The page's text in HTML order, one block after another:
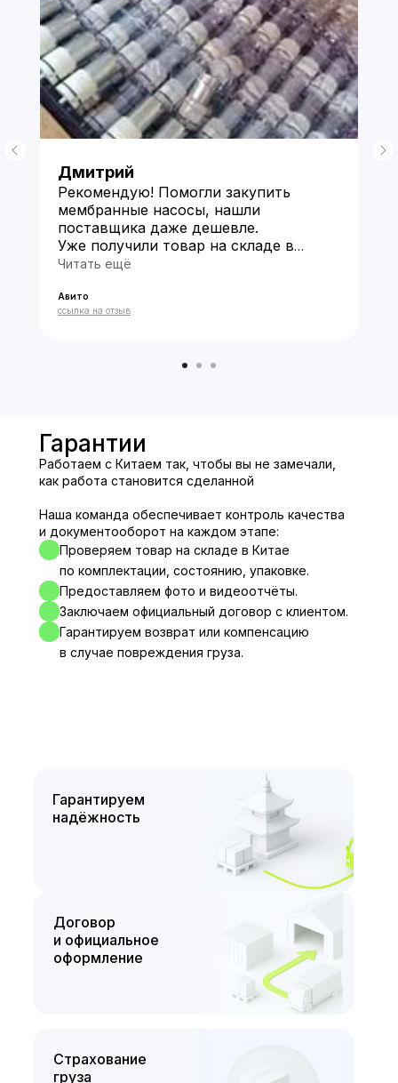
Дмитрий
Рекомендую! Помогли закупить
мембранные насосы, нашли
поставщика даже дешевле.
Уже получили товар на складе в
Китае и прислали фото по моей
★★★★★
Читать ещё
Авито
ссылка на отзыв
Гарантии
Работаем с Китаем так, чтобы вы не замечали,
как работа становится сделанной
Наша команда обеспечивает контроль качества
и документооборот на каждом этапе:
Проверяем товар на складе в Китае
по комплектации, состоянию, упаковке.
Предоставляем фото и видеоотчёты.
Заключаем официальный договор с клиентом.
Гарантируем возврат или компенсацию
в случае повреждения груза.
Гарантируем
надёжность
Договор
и официальное
оформление
Страхование
груза